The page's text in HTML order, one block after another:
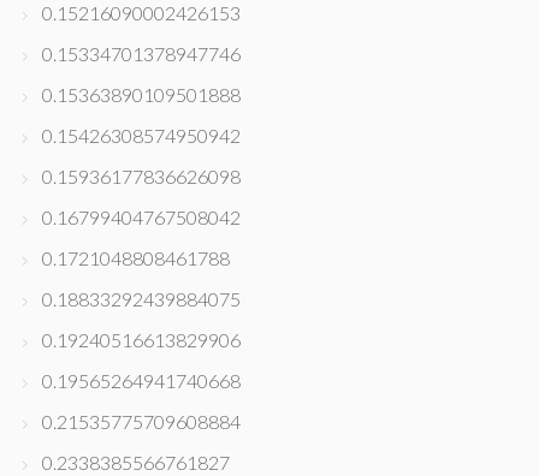
0.15216090002426153
0.15334701378947746
0.15363890109501888
0.15426308574950942
0.15936177836626098
0.16799404767508042
0.1721048808461788
0.18833292439884075
0.19240516613829906
0.19565264941740668
0.21535775709608884
0.2338385566761827